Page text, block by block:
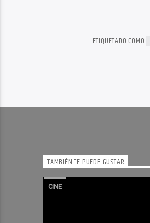
ETIQUETADO COMO:
TAMBIÉN TE PUEDE GUSTAR
CINE